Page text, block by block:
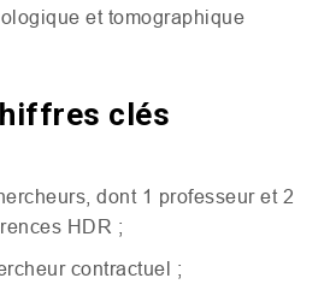
et tomographique
clés
dont 1 professeur et 2
HDR ;
contractuel ;